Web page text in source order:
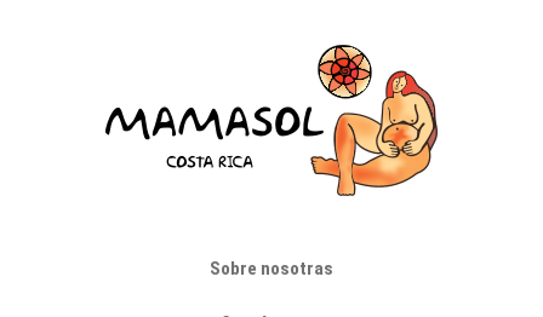
Sobre nosotras